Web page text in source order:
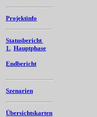
Projektinfo
Statusbericht
1. Hauptphase
Endbericht
Szenarien
Übersichtskarten